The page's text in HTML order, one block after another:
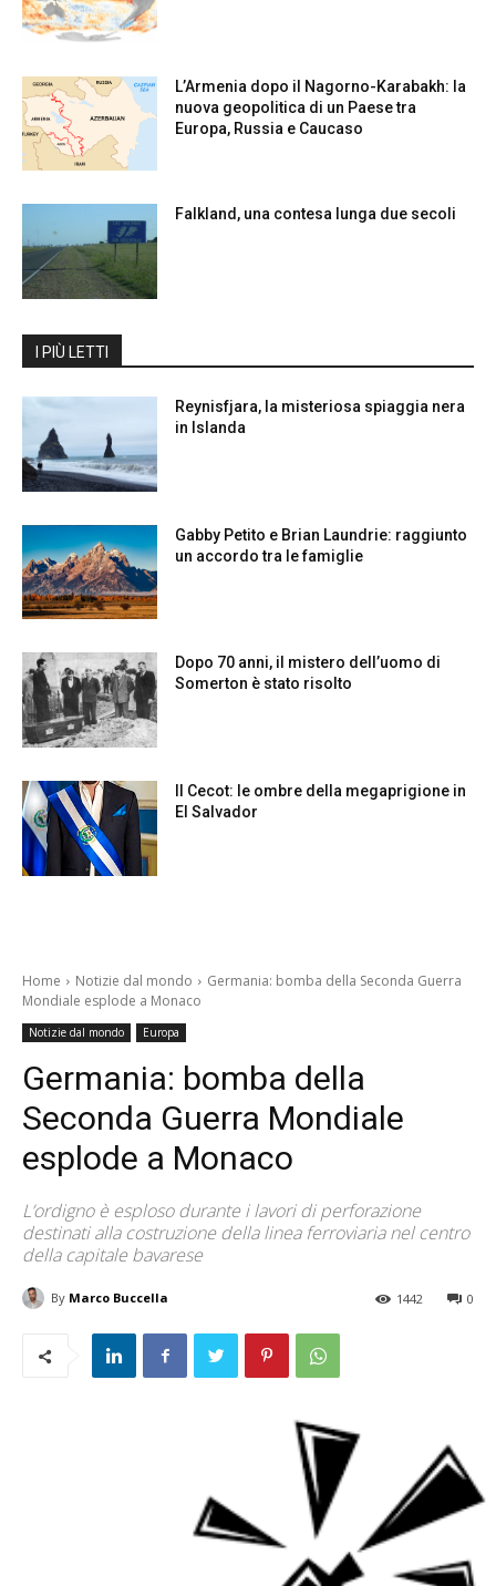
L’Armenia dopo il Nagorno-Karabakh: la
nuova geopolitica di un Paese tra
Europa, Russia e Caucaso
Falkland, una contesa lunga due secoli
I PIÙ LETTI
Reynisfjara, la misteriosa spiaggia nera
in Islanda
Gabby Petito e Brian Laundrie: raggiunto
un accordo tra le famiglie
Dopo 70 anni, il mistero dell’uomo di
Somerton è stato risolto
Il Cecot: le ombre della megaprigione in
El Salvador